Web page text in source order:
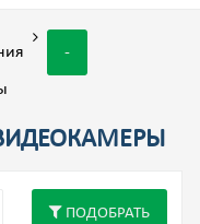
-
ПОДОБРАТЬ